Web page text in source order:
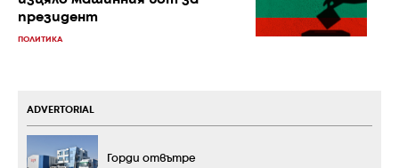
президент
ПОЛИТИКА
ADVERTORIAL
Горди отвътре